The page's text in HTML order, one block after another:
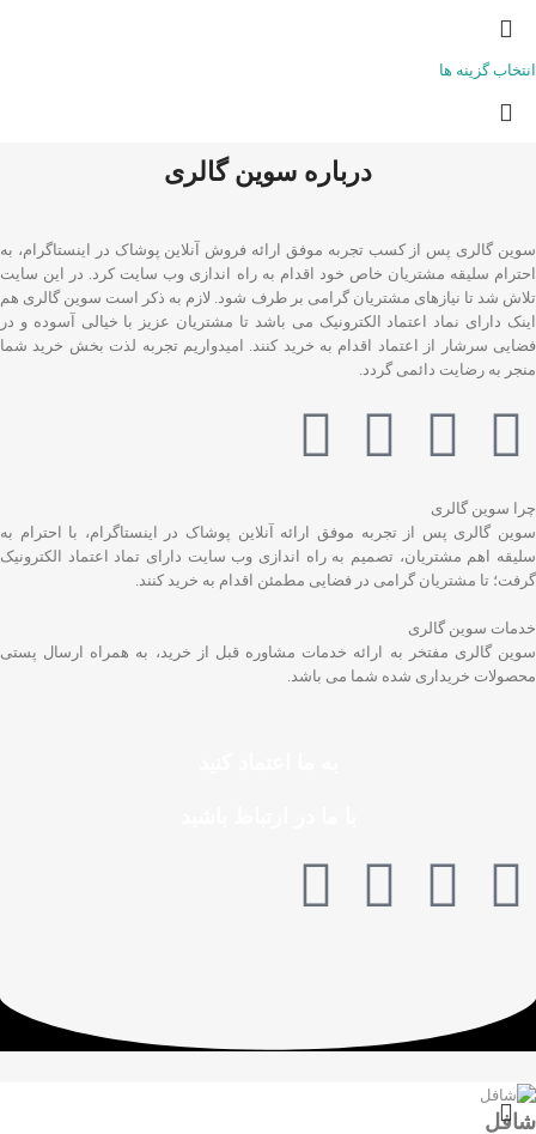
انتخاب گزینه ها
درباره سوین گالری
سوین گالری پس از کسب تجربه موفق ارائه فروش آنلاین پوشاک در اینستاگرام، به
احترام سلیقه مشتریان خاص خود اقدام به راه اندازی وب سایت کرد. در این سایت
تلاش شد تا نیازهای مشتریان گرامی بر طرف شود. لازم به ذکر است سوین گالری هم
اینک دارای نماد اعتماد الکترونیک می باشد تا مشتریان عزیز با خیالی آسوده و در
فضایی سرشار از اعتماد اقدام به خرید کنند. امیدواریم تجربه لذت بخش خرید شما
منجر به رضایت دائمی گردد.
چرا سوین گالری
سوین گالری پس از تجربه موفق ارائه آنلاین پوشاک در اینستاگرام، با احترام به
سلیقه اهم مشتریان، تصمیم به راه اندازی وب سایت دارای تماد اعتماد الکترونیک
گرفت؛ تا مشتریان گرامی در فضایی مطمئن اقدام به خرید کنند.
خدمات سوین گالری
سوین گالری مفتخر به ارائه خدمات مشاوره قبل از خرید، به همراه ارسال پستی
محصولات خریداری شده شما می باشد.
شافل